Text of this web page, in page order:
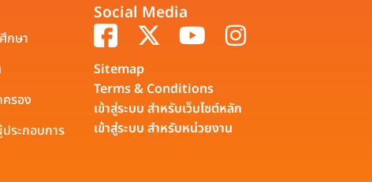
กษา
รอง
ระกอบการ
Social Media
Sitemap
Terms & Conditions
เข้าสู่ระบบ สำหรับเว็บไซต์หลัก
เข้าสู่ระบบ สำหรับหน่วยงาน